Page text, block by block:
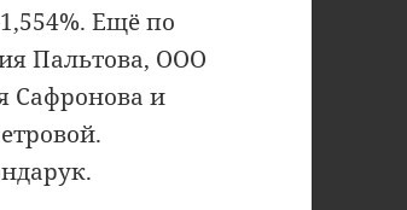
Ещё по
Пальтова, ООО
Сафронова и